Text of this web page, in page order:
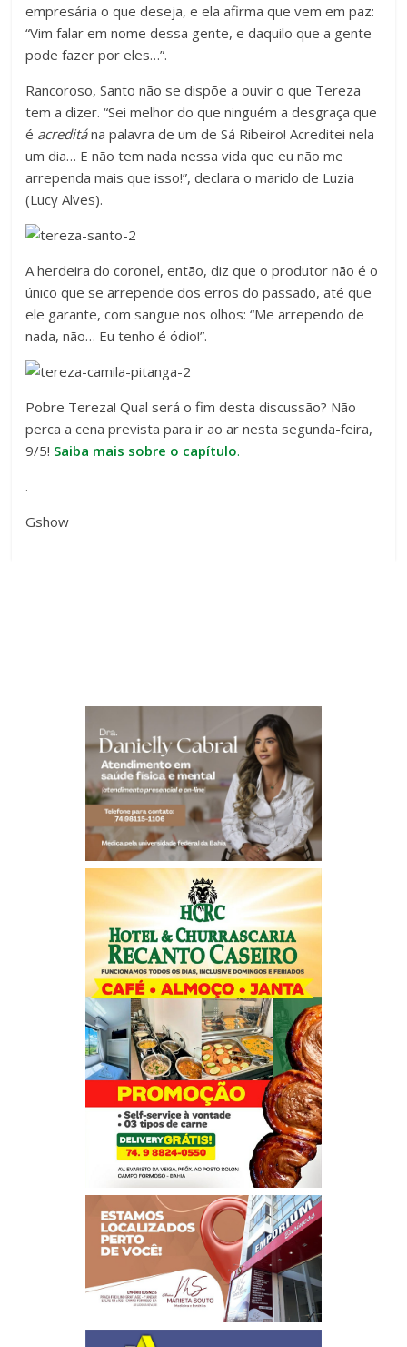
empresária o que deseja, e ela afirma que vem em paz:
“Vim falar em nome dessa gente, e daquilo que a gente
pode fazer por eles…”.
Rancoroso, Santo não se dispõe a ouvir o que Tereza
tem a dizer. “Sei melhor do que ninguém a desgraça que
é acreditána palavra de um de Sá Ribeiro! Acreditei nela
um dia… E não tem nada nessa vida que eu não me
arrependa mais que isso!”, declara o marido de Luzia
(Lucy Alves).
A herdeira do coronel, então, diz que o produtor não é o
único que se arrepende dos erros do passado, até que
ele garante, com sangue nos olhos: “Me arrependo de
nada, não… Eu tenho é ódio!”.
Pobre Tereza! Qual será o fim desta discussão? Não
perca a cena prevista para ir ao ar nesta segunda-feira,
9/5! Saiba mais sobre o capítulo.
.
Gshow